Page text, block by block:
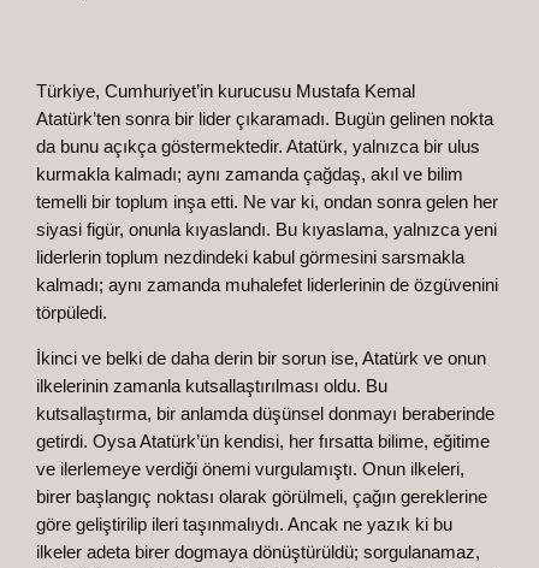
Türkiye, Cumhuriyet’in kurucusu Mustafa Kemal
Atatürk’ten sonra bir lider çıkaramadı. Bugün gelinen nokta
da bunu açıkça göstermektedir. Atatürk, yalnızca bir ulus
kurmakla kalmadı; aynı zamanda çağdaş, akıl ve bilim
temelli bir toplum inşa etti. Ne var ki, ondan sonra gelen her
siyasi figür, onunla kıyaslandı. Bu kıyaslama, yalnızca yeni
liderlerin toplum nezdindeki kabul görmesini sarsmakla
kalmadı; aynı zamanda muhalefet liderlerinin de özgüvenini
törpüledi.
İkinci ve belki de daha derin bir sorun ise, Atatürk ve onun
ilkelerinin zamanla kutsallaştırılması oldu. Bu
kutsallaştırma, bir anlamda düşünsel donmayı beraberinde
getirdi. Oysa Atatürk’ün kendisi, her fırsatta bilime, eğitime
ve ilerlemeye verdiği önemi vurgulamıştı. Onun ilkeleri,
birer başlangıç noktası olarak görülmeli, çağın gereklerine
göre geliştirilip ileri taşınmalıydı. Ancak ne yazık ki bu
ilkeler adeta birer dogmaya dönüştürüldü; sorgulanamaz,